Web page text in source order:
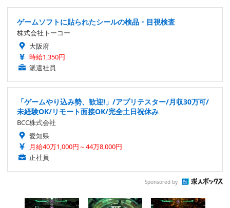
ゲームソフトに貼られたシールの検品・目視検査
株式会社トーコー
大阪府
時給1,350円
派遣社員
「ゲームやり込み勢、歓迎!」/アプリテスター/月収30万可/
未経験OK/リモート面接OK/完全土日祝休み
BCC株式会社
愛知県
月給40万1,000円～44万8,000円
正社員
Sponsored by